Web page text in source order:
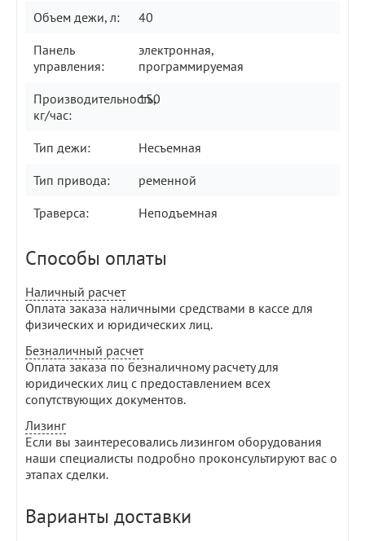
Объем дежи, л:
40
Панель
управления:
электронная,
программируемая
Производительность,
кг/час:
150
Тип дежи:
Несъемная
Тип привода:
ременной
Траверса:
Неподъемная
Способы оплаты
Наличный расчет
Оплата заказа наличными средствами в кассе для
физических и юридических лиц.
Безналичный расчет
Оплата заказа по безналичному расчету для
юридических лиц с предоставлением всех
сопутствующих документов.
Лизинг
Если вы заинтересовались лизингом оборудования
наши специалисты подробно проконсультируют вас о
этапах сделки.
Варианты доставки